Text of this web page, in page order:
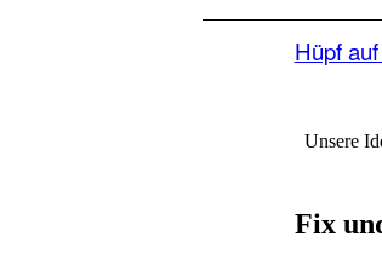
Hüpf
Unsere
Fix